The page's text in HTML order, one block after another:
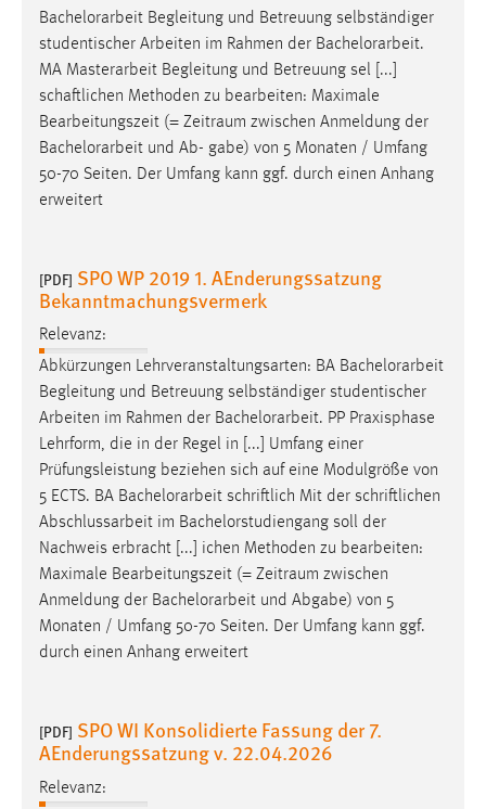
Bachelorarbeit Begleitung und Betreuung selbständiger
studentischer Arbeiten im Rahmen der Bachelorarbeit.
MA Masterarbeit Begleitung und Betreuung sel [...]
schaftlichen Methoden zu bearbeiten: Maximale
Bearbeitungszeit (= Zeitraum zwischen Anmeldung der
Bachelorarbeit und Ab- gabe) von 5 Monaten / Umfang
50-70 Seiten. Der Umfang kann ggf. durch einen Anhang
erweitert
[PDF] SPO WP 2019 1. AEnderungssatzung
Bekanntmachungsvermerk
Relevanz:
Abkürzungen Lehrveranstaltungsarten: BA Bachelorarbeit
Begleitung und Betreuung selbständiger studentischer
Arbeiten im Rahmen der Bachelorarbeit. PP Praxisphase
Lehrform, die in der Regel in [...] Umfang einer
Prüfungsleistung beziehen sich auf eine Modulgröße von
5 ECTS. BA Bachelorarbeit schriftlich Mit der schriftlichen
Abschlussarbeit im Bachelorstudiengang soll der
Nachweis erbracht [...] ichen Methoden zu bearbeiten:
Maximale Bearbeitungszeit (= Zeitraum zwischen
Anmeldung der Bachelorarbeit und Abgabe) von 5
Monaten / Umfang 50-70 Seiten. Der Umfang kann ggf.
durch einen Anhang erweitert
[PDF] SPO WI Konsolidierte Fassung der 7.
AEnderungssatzung v. 22.04.2026
Relevanz:
Conversion-Tracking
Cookie Laufzeit:
3 Monate
Facebook Pixel
Name:
Facebook
Conversion-Tracking
Cookie Laufzeit:
3 Monate
EXTERNE MEDIEN
Um Inhalte von Videoplattformen und Social Media
Plattformen anzeigen zu können, werden von diesen
externen Medien Cookies gesetzt.
YouTube